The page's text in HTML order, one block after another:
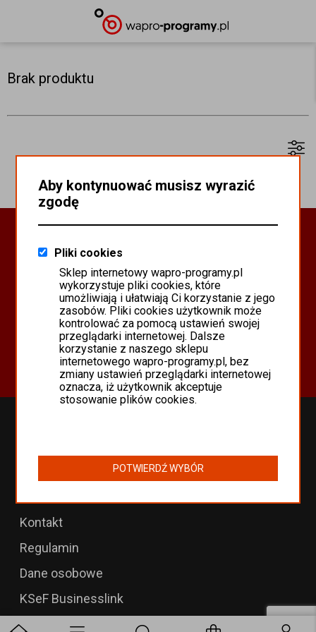
Brak produktu
PROGRAMY WAPRO ERP
PROGRAMY MISTRAL
SYSTEM SCANMAG
Oferta
Programy Asseco WAPRO
Odnowienia 365 i aktualizacje
Programy WAPRO
Kontakt
Regulamin
Dane osobowe
KSeF Businesslink
Aby kontynuować musisz wyrazić
zgodę
Pliki cookies
Sklep internetowy wapro-programy.pl
wykorzystuje pliki cookies, które
umożliwiają i ułatwiają Ci korzystanie z jego
zasobów. Pliki cookies użytkownik może
kontrolować za pomocą ustawień swojej
przeglądarki internetowej. Dalsze
korzystanie z naszego sklepu
internetowego wapro-programy.pl, bez
zmiany ustawień przeglądarki internetowej
oznacza, iż użytkownik akceptuje
stosowanie plików cookies.
POTWIERDŹ WYBÓR